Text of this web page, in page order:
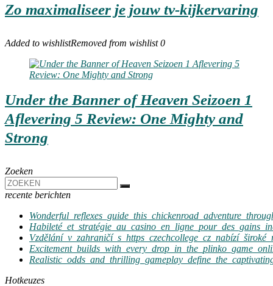
Zo maximaliseer je jouw tv-kijkervaring
Added to wishlistRemoved from wishlist 0
Under the Banner of Heaven Seizoen 1
Aflevering 5 Review: One Mighty and
Strong
Zoeken
recente berichten
Hotkeuzes